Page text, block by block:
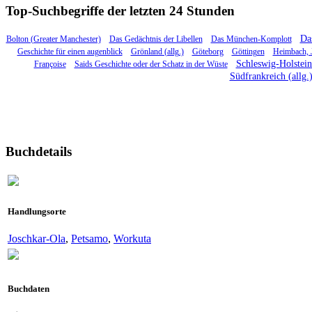
Top-Suchbegriffe der letzten 24 Stunden
Bolton (Greater Manchester) Das Gedächtnis der Libellen Das München-Komplott
Geschichte für einen augenblick Grönland (allg.) Göteborg Göttingen
Heimbach,
Françoise
Saids Geschichte oder der Schatz in der Wüste
Schleswig-
Südfrankreich (allg.)
Buchdetails
Handlungsorte
Joschkar-Ola, Petsamo, Workuta
Buchdaten